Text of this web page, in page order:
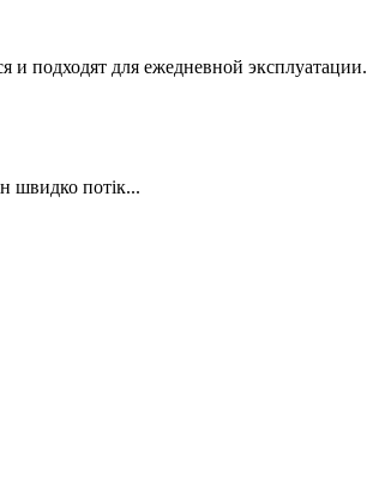
и подходят для ежедневной эксплуатации.
швидко потік...